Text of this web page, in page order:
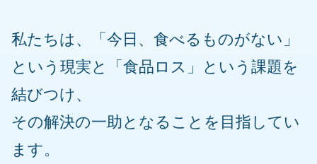
私たちは、「今日、食べるものがない」
という現実と「食品ロス」という課題を
結びつけ、
その解決の一助となることを目指してい
ます。